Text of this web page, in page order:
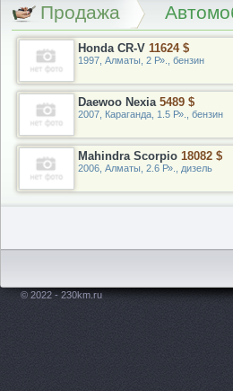
Продажа
Honda CR-V 11624 $
1997, Алматы, 2 Р»., бензин
Daewoo Nexia 5489 $
2007, Караганда, 1.5 Р»., бензин
Mahindra Scorpio 18082 $
2006, Алматы, 2.6 Р»., дизель
© 2022 - 230km.ru